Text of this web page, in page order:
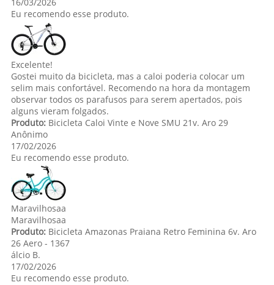
Eu recomendo esse produto.
Excelente!
Gostei muito da bicicleta, mas a caloi poderia colocar um
selim mais confortável. Recomendo na hora da montagem
observar todos os parafusos para serem apertados, pois
alguns vieram folgados.
Produto:Bicicleta Caloi Vinte e Nove SMU 21v. Aro 29
Anônimo
17/02/2026
Eu recomendo esse produto.
Maravilhosaa
Maravilhosaa
Produto:Bicicleta Amazonas Praiana Retro Feminina 6v. Aro
26 Aero - 1367
lcio B.
17/02/2026
Eu recomendo esse produto.